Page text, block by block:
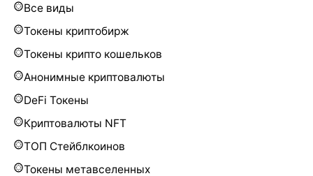
Все виды
Токены криптобирж
Токены крипто кошельков
Анонимные криптовалюты
DeFi Токены
Криптовалюты NFT
ТОП Стейблкоинов
Токены метавселенных